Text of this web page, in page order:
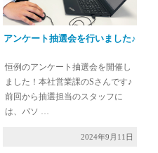
アンケート抽選会を行いました♪
恒例のアンケート抽選会を開催し
ました！本社営業課のSさんです♪
前回から抽選担当のスタッフに
は、パソ …
2024年9月11日